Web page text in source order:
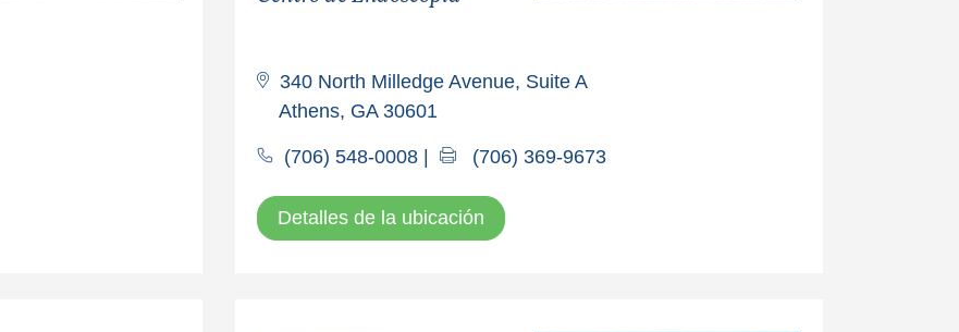
340 North Milledge Avenue, Suite A
Athens, GA 30601
(706) 548-0008 (706) 369-9673
Detalles de la ubicación